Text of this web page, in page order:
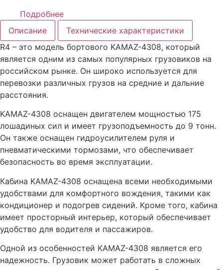
Подробнее
Описание
Технические характеристики
R4 – это модель бортового KAMAZ-4308, который
является одним из самых популярных грузовиков на
российском рынке. Он широко используется для
перевозки различных грузов на средние и дальние
расстояния.
KAMAZ-4308 оснащен двигателем мощностью 175
лошадиных сил и имеет грузоподъемность до 9 тонн.
Он также оснащен гидроусилителем руля и
пневматическими тормозами, что обеспечивает
безопасность во время эксплуатации.
Кабина KAMAZ-4308 оснащена всеми необходимыми
удобствами для комфортного вождения, такими как
кондиционер и подогрев сидений. Кроме того, кабина
имеет просторный интерьер, который обеспечивает
удобство для водителя и пассажиров.
Одной из особенностей KAMAZ-4308 является его
надежность. Грузовик может работать в сложных